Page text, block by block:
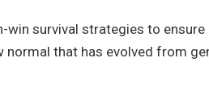
win survival strategies to
normal that has evolved from